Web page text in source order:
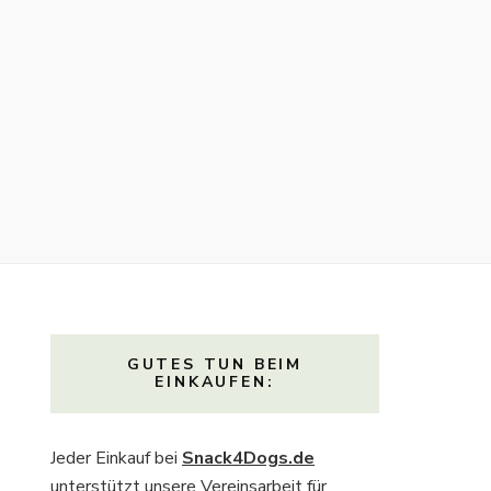
GUTES TUN BEIM
EINKAUFEN:
Jeder Einkauf bei Snack4Dogs.de